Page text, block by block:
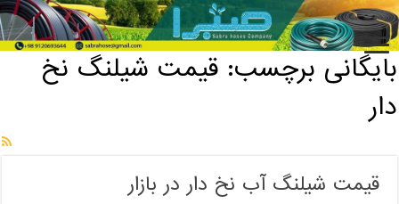
خانه / بایگانی برچسب: قیمت شیلنگ نخ دار
بایگانی برچسب:قیمت شیلنگ نخ
دار
قیمت شیلنگ آب نخ دار در بازار